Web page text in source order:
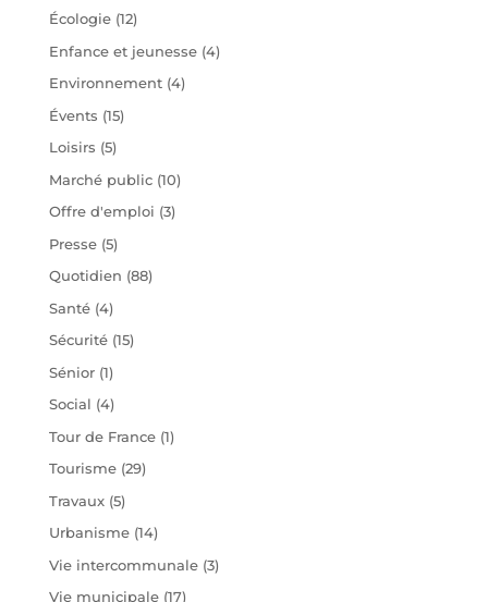
Écologie(12)
Enfance et jeunesse(4)
Environnement(4)
Évents (15)
Loisirs (5)
Marché public(10)
Offre d'emploi (3)
Presse(5)
Quotidien (88)
Santé(4)
Sécurité(15)
Sénior(1)
Social (4)
Tour de France(1)
Tourisme(29)
Travaux(5)
Urbanisme(14)
Vie intercommunale(3)
Vie municipale(17)